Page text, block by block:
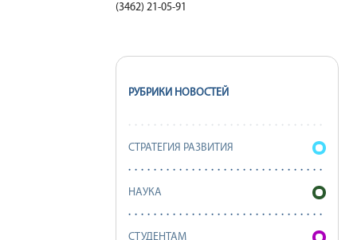
(3462) 21-05-91
РУБРИКИ НОВОСТЕЙ
СТРАТЕГИЯ РАЗВИТИЯ
НАУКА
СТУДЕНТАМ